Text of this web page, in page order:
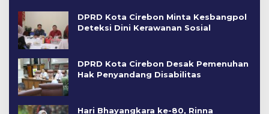
DPRD Kota Cirebon Minta Kesbangpol
Deteksi Dini Kerawanan Sosial
DPRD Kota Cirebon Desak Pemenuhan
Hak Penyandang Disabilitas
Hari Bhayangkara ke-80, Rinna